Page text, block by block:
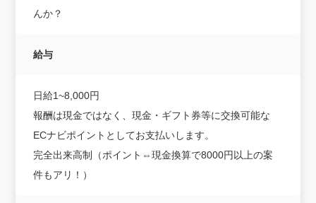
んか？
給与
日給1~8,000円
報酬は現金ではなく、現金・ギフト券等に交換可能な
ECナビポイントとしてお支払いします。
完全出来高制（ポイント⇔現金換算で8000円以上の案
件もアリ！）